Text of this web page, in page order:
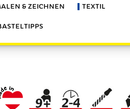
& ZEICHNEN TEXTIL